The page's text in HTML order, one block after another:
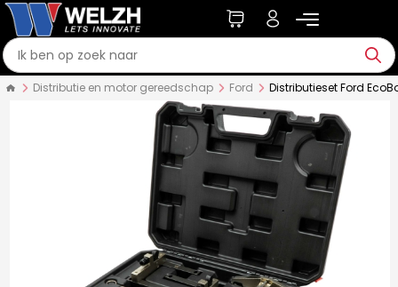
Distributie en motor gereedschap Ford Distributieset Ford